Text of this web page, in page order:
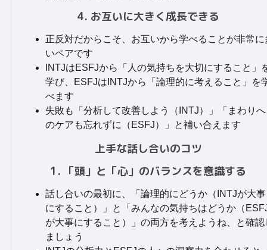
4. お互いに大きく成長できる
正反対だからこそ、お互いから学べることが非常に
いペアです
INTJはESFJから「人の気持ちを大切にすること」
学び、ESFJはINTJから「論理的に考えること」を
べます
失敗も「分析して改善しよう（INTJ）」「まわりへ
のケアも忘れずに（ESFJ）」と補い合えます
上手な話し合いのコツ
1. 「頭」と「心」のバランスを意識する
話し合いの最初に、「論理的にどうか（INTJが大事
にすること）」と「みんなの気持ちはどうか（
が大事にすること）」の両方を考えようね、と確認
ましょう